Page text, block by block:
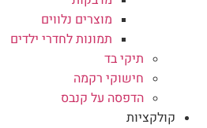
מוצרים נלווים
תמונות לחדרי ילדים
תיקי בד
חישוקי רקמה
הדפסה על קנבס
קולקציות